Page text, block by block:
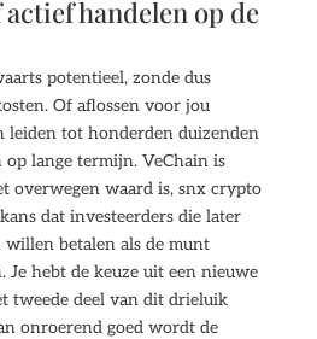
actief handelen op de
potentieel, zonde dus
Of aflossen voor jou
leiden tot honderden duizenden
op lange termijn. VeChain is
overwegen waard is, snx crypto
dat investeerders die later
betalen als de munt
Je hebt de keuze uit een nieuwe
tweede deel van dit drieluik
onroerend goed wordt de